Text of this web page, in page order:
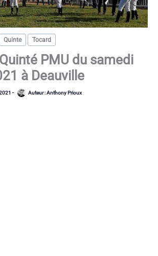
Quinte Tocard
PMU du samedi
à Deauville
- Auteur :Anthony Prioux